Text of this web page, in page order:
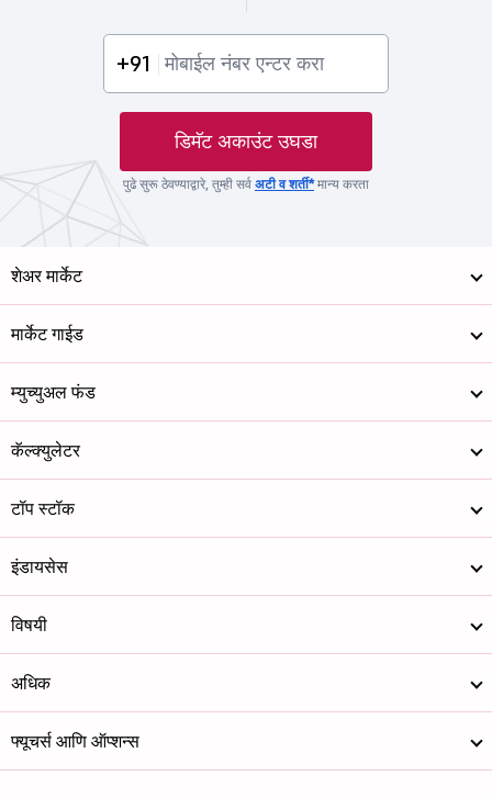
+91
डिमॅट अकाउंट उघडा
पुढे सुरू ठेवण्याद्वारे, तुम्ही सर्व अटी व शर्ती*मान्य करता
शेअर मार्केट
मार्केट गाईड
म्युच्युअल फंड
कॅल्क्युलेटर
टॉप स्टॉक
इंडायसेस
विषयी
अधिक
फ्यूचर्स आणि ऑप्शन्स